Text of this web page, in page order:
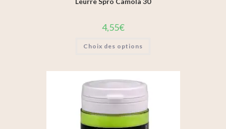
4,55€
Choix des options